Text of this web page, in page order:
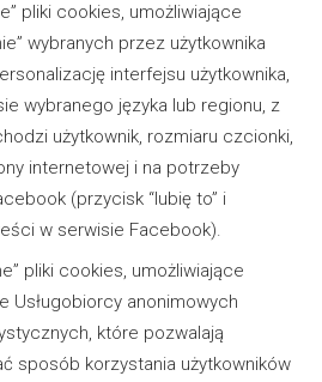
pliki cookies, umożliwiające
wybranych przez użytkownika
interfejsu użytkownika,
wybranego języka lub regionu, z
użytkownik, rozmiaru czcionki,
internetowej i na potrzeby
(przycisk “lubię to” i
w serwisie Facebook).
pliki cookies, umożliwiające
Usługobiorcy anonimowych
które pozwalają
sposób korzystania użytkowników